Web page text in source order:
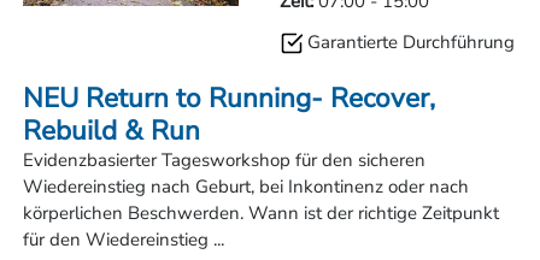
NEU Return to Running- Recover,
Rebuild & Run
Evidenzbasierter Tagesworkshop für den sicheren
Wiedereinstieg nach Geburt, bei Inkontinenz oder nach
körperlichen Beschwerden. Wann ist der richtige Zeitpunkt
für den Wiedereinstieg ...
Garantierte Durchführung